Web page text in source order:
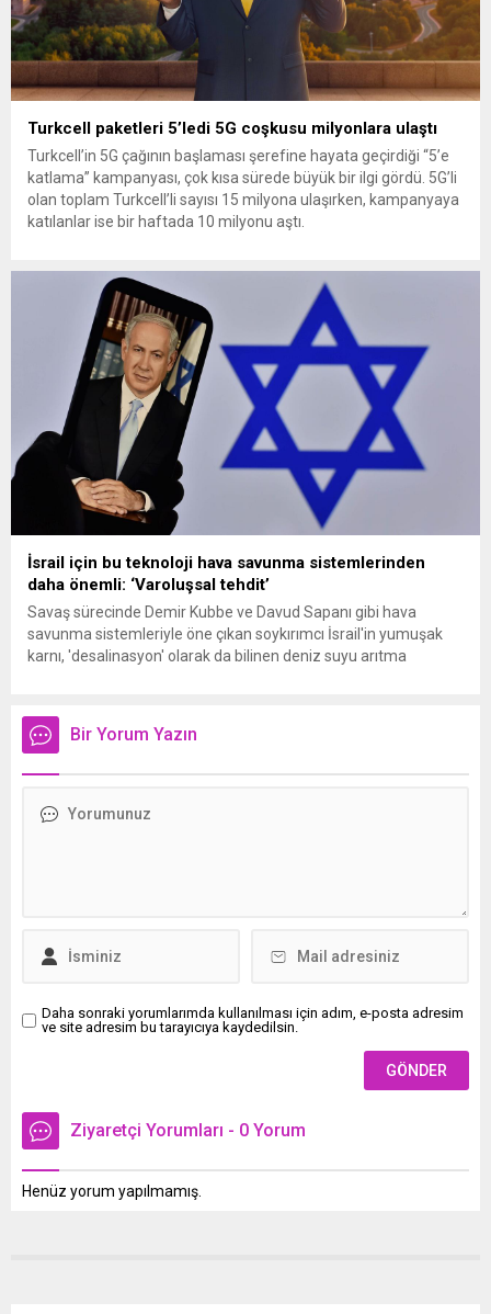
Turkcell paketleri 5’ledi 5G coşkusu milyonlara ulaştı
Turkcell’in 5G çağının başlaması şerefine hayata geçirdiği “5’e
katlama” kampanyası, çok kısa sürede büyük bir ilgi gördü. 5G’li
olan toplam Turkcell’li sayısı 15 milyona ulaşırken, kampanyaya
katılanlar ise bir haftada 10 milyonu aştı.
İsrail için bu teknoloji hava savunma sistemlerinden
daha önemli: ‘Varoluşsal tehdit’
Savaş sürecinde Demir Kubbe ve Davud Sapanı gibi hava
savunma sistemleriyle öne çıkan soykırımcı İsrail'in yumuşak
karnı, 'desalinasyon' olarak da bilinen deniz suyu arıtma
Bir Yorum Yazın
Daha sonraki yorumlarımda kullanılması için adım, e-posta adresim
ve site adresim bu tarayıcıya kaydedilsin.
Ziyaretçi Yorumları - 0 Yorum
Henüz yorum yapılmamış.